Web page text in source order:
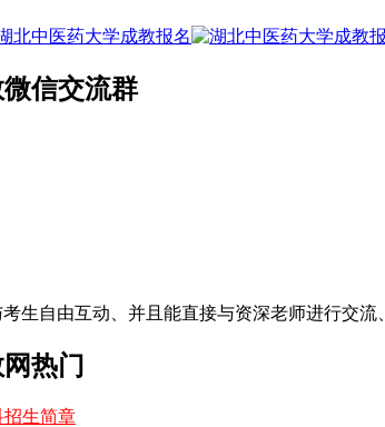
信交流群
生自由互动、并且能直接与资深老师进行交流
热门
招生简章